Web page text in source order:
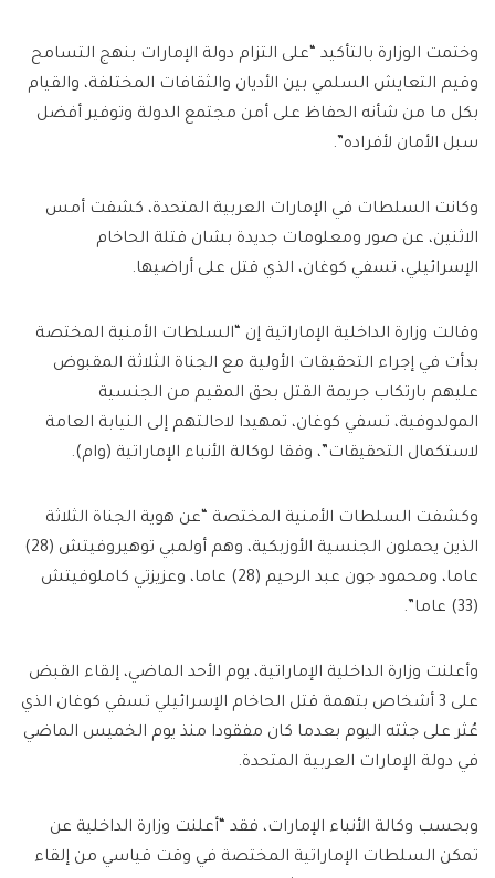
وختمت الوزارة بالتأكيد “على التزام دولة الإمارات بنهج التسامح
وقيم التعايش السلمي بين الأديان والثقافات المختلفة، والقيام
بكل ما من شأنه الحفاظ على أمن مجتمع الدولة وتوفير أفضل
سبل الأمان لأفراده”.
وكانت السلطات في الإمارات العربية المتحدة، كشفت أمس
الاثنين، عن صور ومعلومات جديدة بشان قتلة الحاخام
الإسرائيلي، تسفي كوغان، الذي قتل على أراضيها.
وقالت وزارة الداخلية الإماراتية إن “السلطات الأمنية المختصة
بدأت في إجراء التحقيقات الأولية مع الجناة الثلاثة المقبوض
عليهم بارتكاب جريمة القتل بحق المقيم من الجنسية
المولدوفية، تسفي كوغان، تمهيدا لاحالتهم إلى النيابة العامة
لاستكمال التحقيقات”، وفقا لوكالة الأنباء الإماراتية (وام).
وكشفت السلطات الأمنية المختصة “عن هوية الجناة الثلاثة
الذين يحملون الجنسية الأوزبكية، وهم أولمبي توهيروفيتش (28)
عاما، ومحمود جون عبد الرحيم (28) عاما، وعزيزتي كاملوفيتش
(33) عاما”.
وأعلنت وزارة الداخلية الإماراتية، يوم الأحد الماضي، إلقاء القبض
على 3 أشخاص بتهمة قتل الحاخام الإسرائيلي تسفي كوغان الذي
عُثر على جثته اليوم بعدما كان مفقودا منذ يوم الخميس الماضي
في دولة الإمارات العربية المتحدة.
وبحسب وكالة الأنباء الإمارات، فقد “أعلنت وزارة الداخلية عن
تمكن السلطات الإماراتية المختصة في وقت قياسي من إلقاء